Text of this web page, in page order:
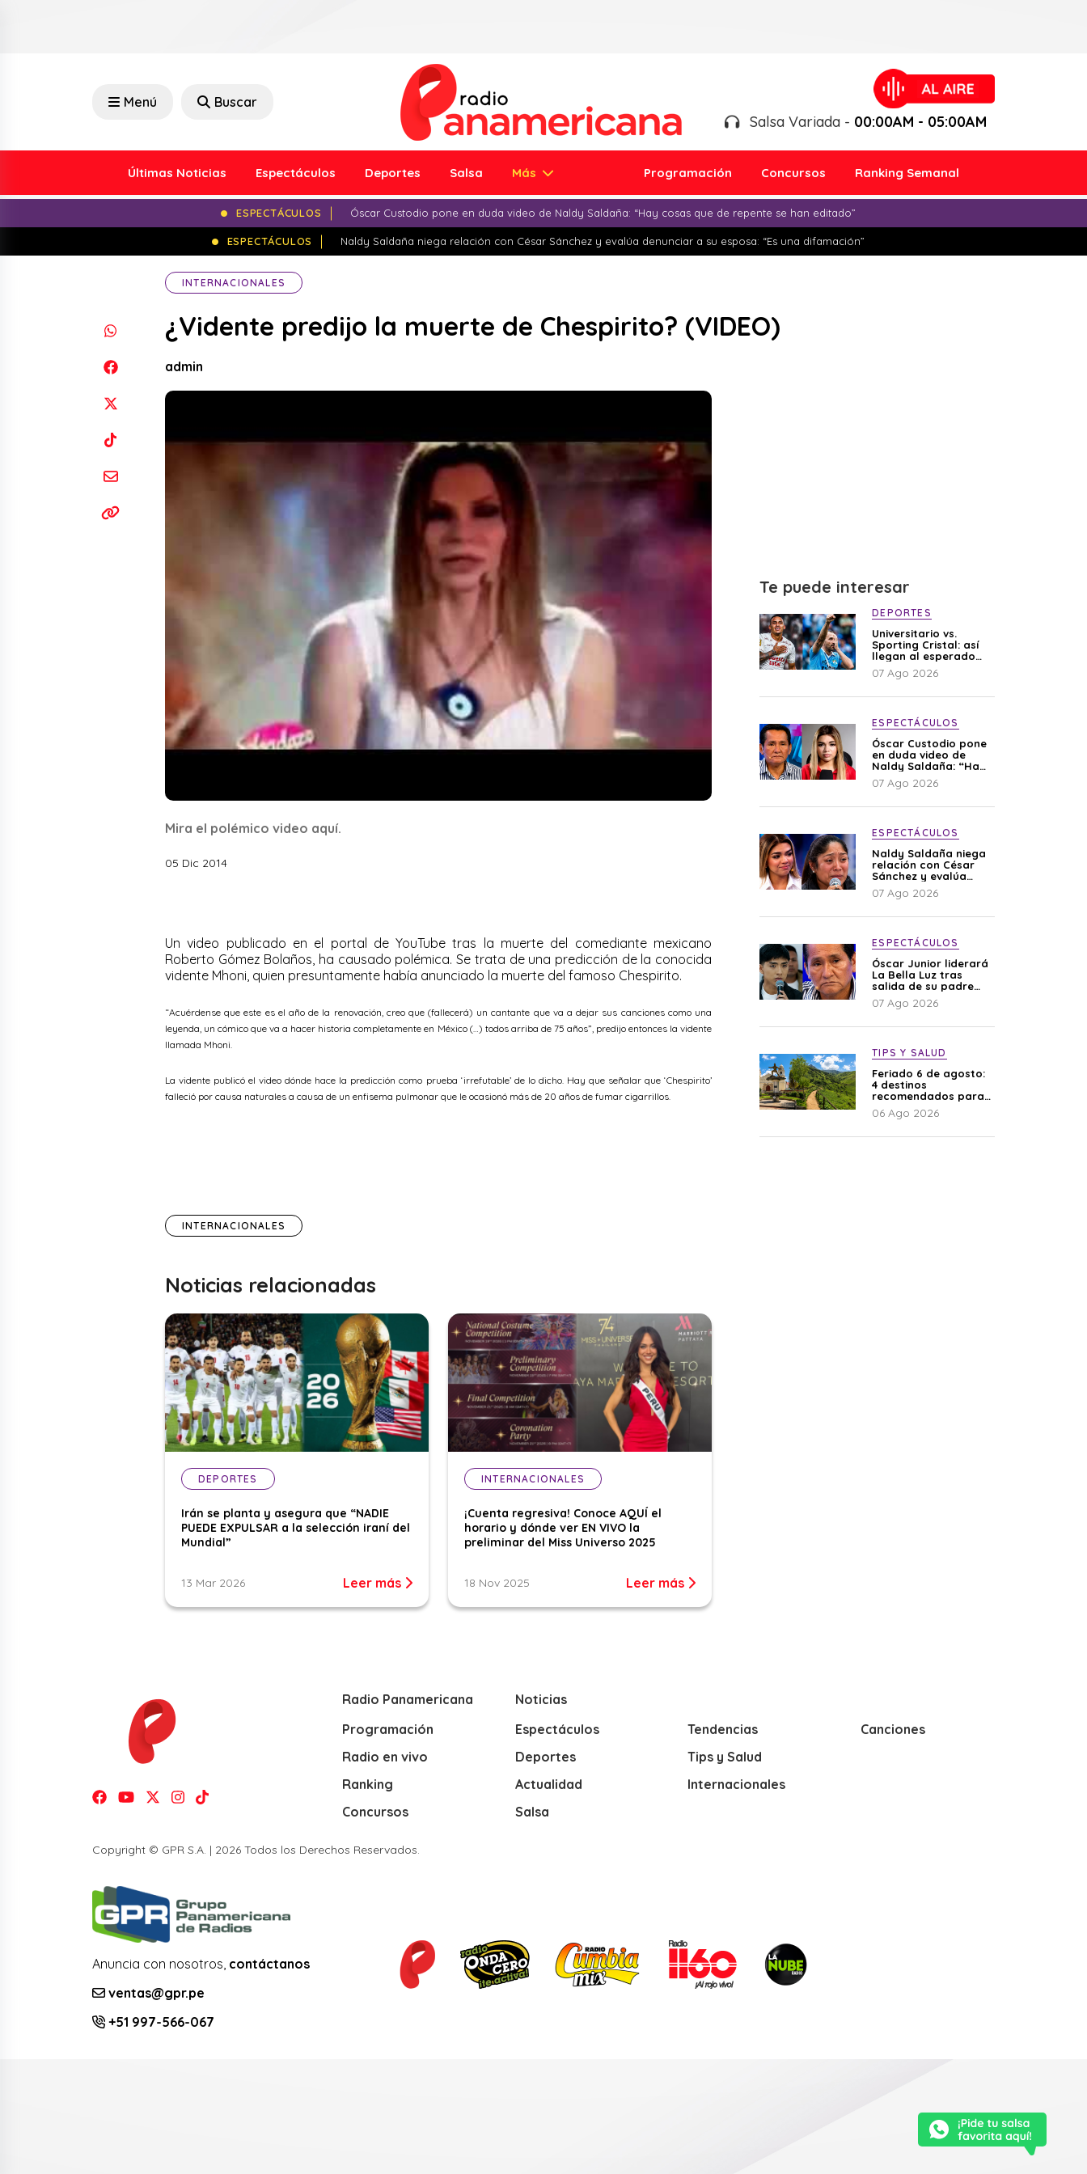
Menú Buscar
Salsa Variada - 00:00AM - 05:00AM
Últimas Noticias Espectáculos Deportes Salsa Más Programación Concursos Ranking Semanal
ESPECTÁCULOS Óscar Custodio pone en duda video de Naldy Saldaña: “Hay cosas que de repente se han editado”
ESPECTÁCULOS Naldy Saldaña niega relación con César Sánchez y evalúa denunciar a su esposa: “Es una difamación”
INTERNACIONALES
¿Vidente predijo la muerte de Chespirito? (VIDEO)
admin
Mira el polémico video aquí.
05 Dic 2014
Un video publicado en el portal de YouTube tras la muerte del comediante mexicano
Roberto Gómez Bolaños, ha causado polémica. Se trata de una predicción de la conocida
vidente Mhoni, quien presuntamente había anunciado la muerte del famoso Chespirito.
“Acuérdense que este es el año de la renovación, creo que (fallecerá) un cantante que va a dejar sus canciones como una
leyenda, un cómico que va a hacer historia completamente en México (…) todos arriba de 75 años”, predijo entonces la vidente
llamada Mhoni.
La vidente publicó el video dónde hace la predicción como prueba ‘irrefutable’ de lo dicho. Hay que señalar que ‘Chespirito’
falleció por causa naturales a causa de un enfisema pulmonar que le ocasionó más de 20 años de fumar cigarrillos.
INTERNACIONALES
Noticias relacionadas
DEPORTES
Irán se planta y asegura que “NADIE
PUEDE EXPULSAR a la selección iraní del
Mundial”
13 Mar 2026 Leer más
INTERNACIONALES
¡Cuenta regresiva! Conoce AQUÍ el
horario y dónde ver EN VIVO la
preliminar del Miss Universo 2025
18 Nov 2025 Leer más
Te puede interesar
DEPORTES
Universitario vs.
Sporting Cristal: así
llegan al esperado
duelo
07 Ago 2026
ESPECTÁCULOS
Óscar Custodio pone
en duda video de
Naldy Saldaña: “Hay
cosas que de repente
se han editado”
07 Ago 2026
ESPECTÁCULOS
Naldy Saldaña niega
relación con César
Sánchez y evalúa
denunciar a su
esposa: “Es una
07 Ago 2026
ESPECTÁCULOS
Óscar Junior liderará
La Bella Luz tras
salida de su padre
por polémica con
Naldy Saldaña
07 Ago 2026
TIPS Y SALUD
Feriado 6 de agosto:
4 destinos
recomendados para
disfrutar el descanso
06 Ago 2026
Radio Panamericana
Programación
Radio en vivo
Ranking
Concursos
Noticias
Espectáculos
Deportes
Actualidad
Salsa
Tendencias
Tips y Salud
Internacionales
Canciones
Copyright © GPR S.A. | 2026 Todos los Derechos Reservados.
Anuncia con nosotros, contáctanos
ventas@gpr.pe
+51 997-566-067